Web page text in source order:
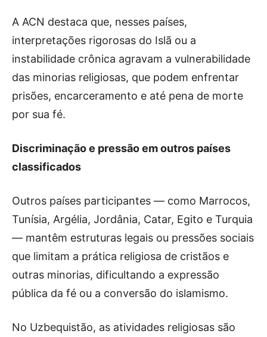
A ACN destaca que, nesses países,
interpretações rigorosas do Islã ou a
instabilidade crônica agravam a vulnerabilidade
das minorias religiosas, que podem enfrentar
prisões, encarceramento e até pena de morte
por sua fé.
Discriminação e pressão em outros países
classificados
Outros países participantes — como Marrocos,
Tunísia, Argélia, Jordânia, Catar, Egito e Turquia
— mantêm estruturas legais ou pressões sociais
que limitam a prática religiosa de cristãos e
outras minorias, dificultando a expressão
pública da fé ou a conversão do islamismo.
No Uzbequistão, as atividades religiosas são